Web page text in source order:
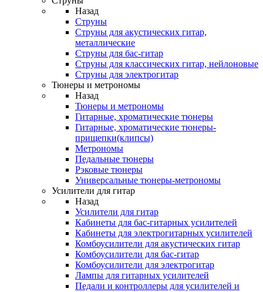
Назад
Струны
Струны для акустических гитар,
металлические
Струны для бас-гитар
Струны для классических гитар, нейлоновые
Струны для электрогитар
Тюнеры и метрономы
Назад
Тюнеры и метрономы
Гитарные, хроматические тюнеры
Гитарные, хроматические тюнеры-
прищепки(клипсы)
Метрономы
Педальные тюнеры
Рэковые тюнеры
Универсальные тюнеры-метрономы
Усилители для гитар
Назад
Усилители для гитар
Кабинеты для бас-гитарных усилителей
Кабинеты для электрогитарных усилителей
Комбоусилители для акустических гитар
Комбоусилители для бас-гитар
Комбоусилители для электрогитар
Лампы для гитарных усилителей
Педали и контроллеры для усилителей и